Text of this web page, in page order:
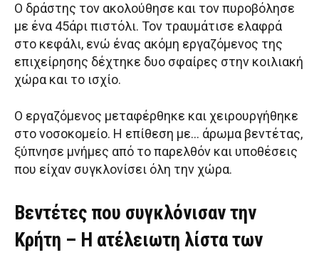
Ο δράστης τον ακολούθησε και τον πυροβόλησε
με ένα 45άρι πιστόλι. Τον τραυμάτισε ελαφρά
στο κεφάλι, ενώ ένας ακόμη εργαζόμενος της
επιχείρησης δέχτηκε δυο σφαίρες στην κοιλιακή
χώρα και το ισχίο.
Ο εργαζόμενος μεταφέρθηκε και χειρουργήθηκε
στο νοσοκομείο. Η επίθεση με… άρωμα βεντέτας,
ξύπνησε μνήμες από το παρελθόν και υποθέσεις
που είχαν συγκλονίσει όλη την χώρα.
Βεντέτες που συγκλόνισαν την
Κρήτη – Η ατέλειωτη λίστα των